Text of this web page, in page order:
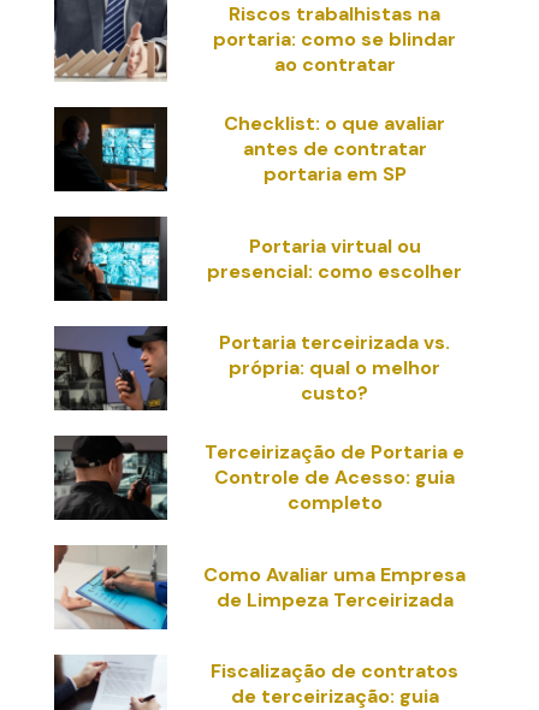
Riscos trabalhistas na
portaria: como se blindar
ao contratar
Checklist: o que avaliar
antes de contratar
portaria em SP
Portaria virtual ou
presencial: como escolher
Portaria terceirizada vs.
própria: qual o melhor
custo?
Terceirização de Portaria e
Controle de Acesso: guia
completo
Como Avaliar uma Empresa
de Limpeza Terceirizada
Fiscalização de contratos
de terceirização: guia